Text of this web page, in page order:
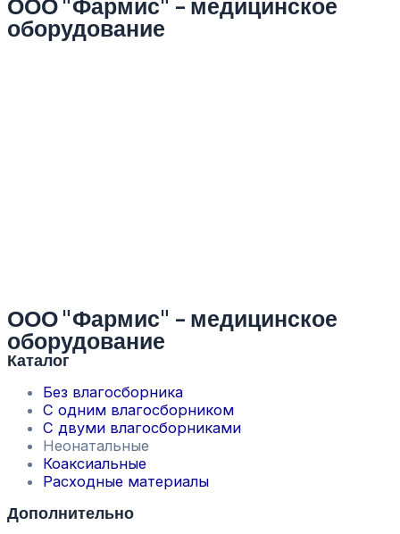
оборудование
ООО "Фармис" - медицинское
оборудование
Каталог
Без влагосборника
С одним влагосборником
С двуми влагосборниками
Неонатальные
Коаксиальные
Расходные материалы
Дополнительно